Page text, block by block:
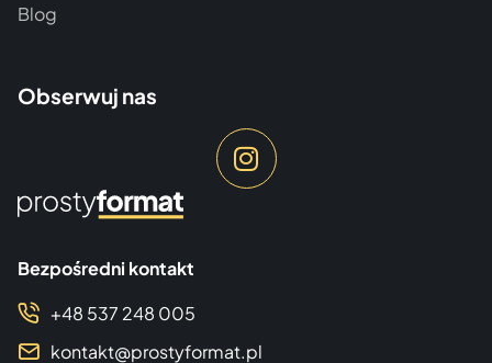
Bezpośredni kontakt
+48 537 248 005
kontakt@prostyformat.pl
Blog
Obserwuj nas